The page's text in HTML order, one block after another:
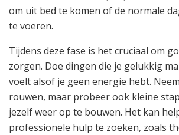
om uit bed te komen of de normale
te voeren.
Tijdens deze fase is het cruciaal om
zorgen. Doe dingen die je gelukkig
voelt alsof je geen energie hebt.
rouwen, maar probeer ook kleine
jezelf weer op te bouwen. Het kan
professionele hulp te zoeken, zoals